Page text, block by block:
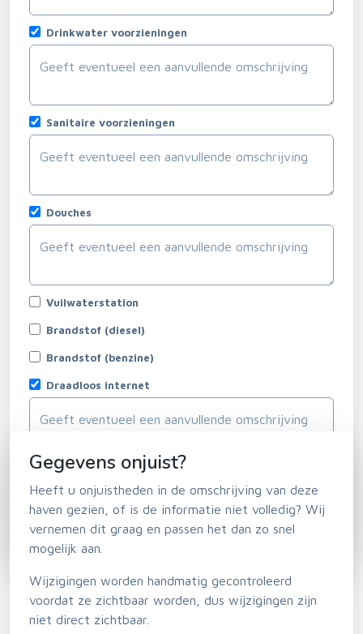
Drinkwater voorzieningen
Sanitaire voorzieningen
Douches
Vuilwaterstation
Brandstof (diesel)
Brandstof (benzine)
Draadloos internet
Horeca en winkels
Gegevens onjuist?
Heeft u onjuistheden in de omschrijving van deze
haven gezien, of is de informatie niet volledig? Wij
vernemen dit graag en passen het dan zo snel
mogelijk aan.
Wijzigingen worden handmatig gecontroleerd
voordat ze zichtbaar worden, dus wijzigingen zijn
niet direct zichtbaar.